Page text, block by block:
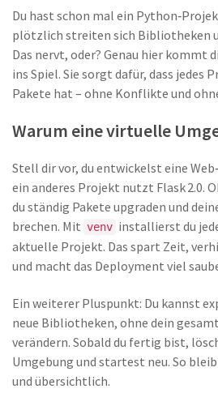
Du hast schon mal ein
plötzlich streiten sich Bibliotheken
Das nervt, oder? Genau hier kommt
ins Spiel. Sie sorgt dafür, dass jedes
Pakete hat – ohne Konflikte und
Warum eine virtuelle
Stell dir vor, du entwickelst eine
ein anderes Projekt nutzt Flask 2.0.
du ständig Pakete upgraden und
brechen. Mit venv installierst du
aktuelle Projekt. Das spart Zeit,
und macht das Deployment viel
Ein weiterer Pluspunkt: Du kannst
neue Bibliotheken, ohne dein
verändern. Sobald du fertig bist,
Umgebung und startest neu. So
und übersichtlich.